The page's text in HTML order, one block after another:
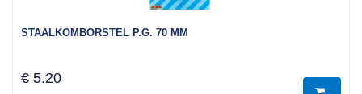
STAALKOMBORSTEL P.G. 70 MM
€ 5.20